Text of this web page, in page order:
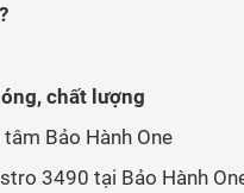
chất lượng
Bảo Hành One
3490 tại Bảo Hành